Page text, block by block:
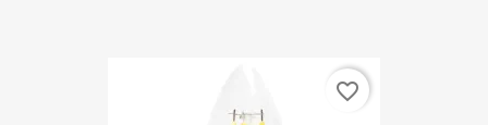
favorite_border